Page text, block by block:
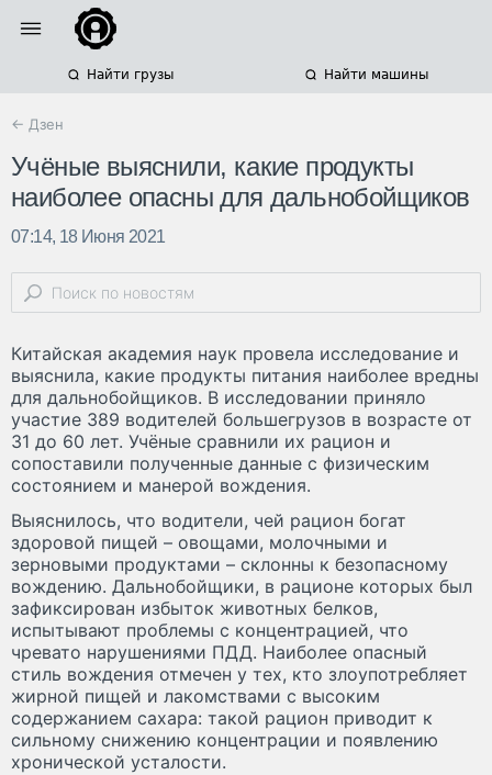
Найти грузы Найти машины
← Дзен
Учёные выяснили, какие продукты
наиболее опасны для дальнобойщиков
07:14, 18 Июня 2021
Китайская академия наук провела исследование и
выяснила, какие продукты питания наиболее вредны
для дальнобойщиков. В исследовании приняло
участие 389 водителей большегрузов в возрасте от
31 до 60 лет. Учёные сравнили их рацион и
сопоставили полученные данные с физическим
состоянием и манерой вождения.
Выяснилось, что водители, чей рацион богат
здоровой пищей – овощами, молочными и
зерновыми продуктами – склонны к безопасному
вождению. Дальнобойщики, в рационе которых был
зафиксирован избыток животных белков,
испытывают проблемы с концентрацией, что
чревато нарушениями ПДД. Наиболее опасный
стиль вождения отмечен у тех, кто злоупотребляет
жирной пищей и лакомствами с высоким
содержанием сахара: такой рацион приводит к
сильному снижению концентрации и появлению
хронической усталости.